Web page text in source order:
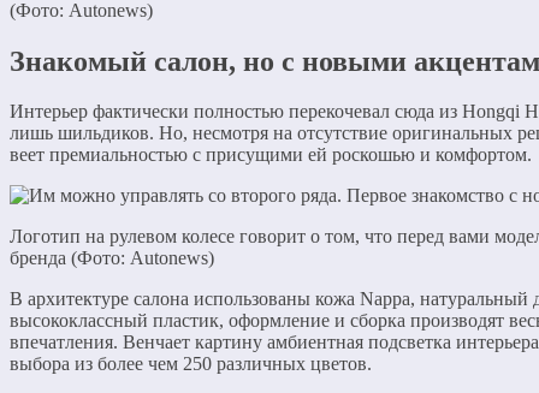
(Фото: Autonews)
Знакомый салон, но с новыми
Интерьер фактически полностью перекочевал сюда из Hongqi
лишь шильдиков. Но, несмотря на отсутствие оригинальных
веет премиальностью с присущими ей роскошью и комфортом.
Логотип на рулевом колесе говорит о том, что перед вами
бренда (Фото: Autonews)
В архитектуре салона использованы кожа Nappa,
высококлассный пластик, оформление и сборка производят
впечатления. Венчает картину амбиентная подсветка
выбора из более чем 250 различных цветов.